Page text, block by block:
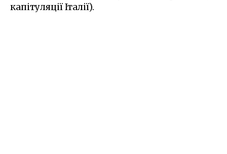
капітуляції Італії).